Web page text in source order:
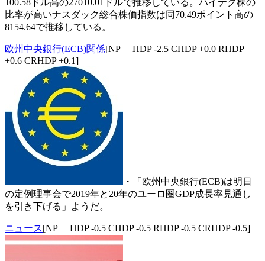
100.58ドル高の27010.01ドルで推移している。ハイテク株の
比率が高いナスダック総合株価指数は同70.49ポイント高の
8154.64で推移している。
欧州中央銀行(ECB)関係[NP HDP -2.5 CHDP +0.0 RHDP
+0.6 CRHDP +0.1]
・「欧州中央銀行(ECB)は明日
の定例理事会で2019年と20年のユーロ圏GDP成長率見通し
を引き下げる」ようだ。
ニュース[NP HDP -0.5 CHDP -0.5 RHDP -0.5 CRHDP -0.5]